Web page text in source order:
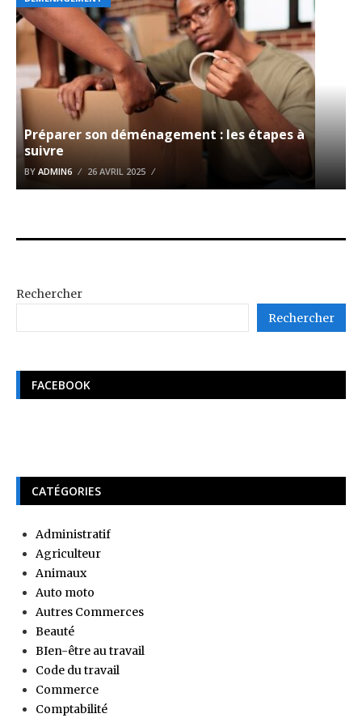
Préparer son déménagement : les étapes à
suivre
BY ADMIN6 26 AVRIL 2025
Rechercher
Rechercher
FACEBOOK
CATÉGORIES
Administratif
Agriculteur
Animaux
Auto moto
Autres Commerces
Beauté
BIen-être au travail
Code du travail
Commerce
Comptabilité